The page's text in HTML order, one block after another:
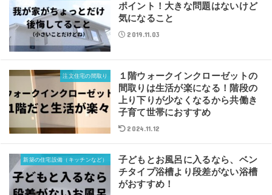
ポイント！大きな問題はないけど
気になること
2019.11.03
注文住宅の間取り
１階ウォークインクローゼットの
間取りは生活が楽になる！階段の
上り下りが少なくなるから共働き
子育て世帯におすすめ
2024.11.12
新築の住宅設備（キッチンなど）
子どもとお風呂に入るなら、ベン
チタイプ浴槽より段差がない浴槽
がおすすめ！